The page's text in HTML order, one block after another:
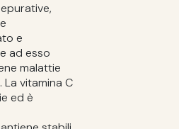
e
ad esso
malattie
vitamina C
ed è